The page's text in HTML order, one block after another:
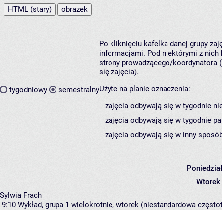
HTML (stary)
obrazek
tygodniowy semestralny
Po kliknięciu kafelka danej grupy
informacjami. Pod niektórymi z nich
strony prowadzącego/koordynatora
się zajęcia).
Użyte na planie oznaczenia:
zajęcia odbywają się w tygodnie
zajęcia odbywają się w tygodnie
zajęcia odbywają się w inny
Wtorek
Sylwia Frach
9:10 Wykład, grupa 1 wielokrotnie, wtorek (niestandardowa